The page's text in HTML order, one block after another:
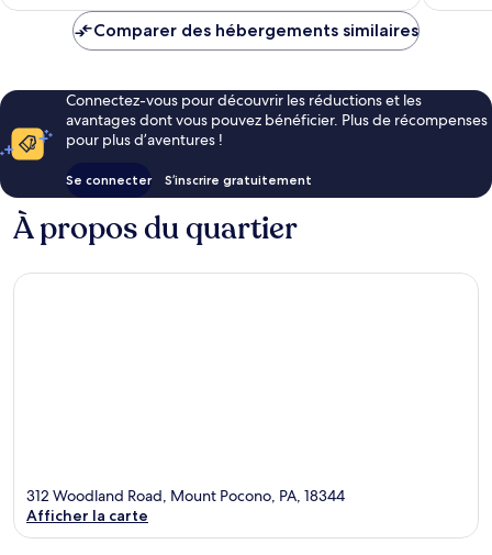
de
Comparer des hébergements similaires
Connectez-vous pour découvrir les réductions et les
avantages dont vous pouvez bénéficier. Plus de récompenses
pour plus d’aventures !
Se connecter S’inscrire gratuitement
À propos du quartier
312 Woodland Road, Mount Pocono, PA, 18344
Afficher la carte